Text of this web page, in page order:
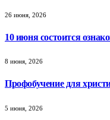
26 июня, 2026
10 июня состоится
8 июня, 2026
Профобучение для
5 июня, 2026